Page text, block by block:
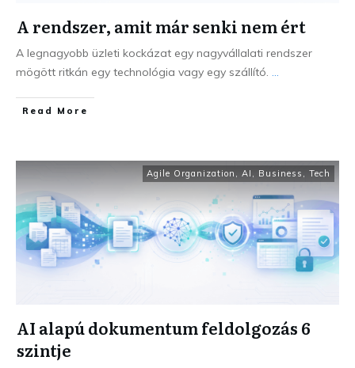
A rendszer, amit már senki nem ért
A legnagyobb üzleti kockázat egy nagyvállalati rendszer
mögött ritkán egy technológia vagy egy szállító. ...
Read More
Agile Organization AI Business Tech
AI alapú dokumentum feldolgozás 6
szintje